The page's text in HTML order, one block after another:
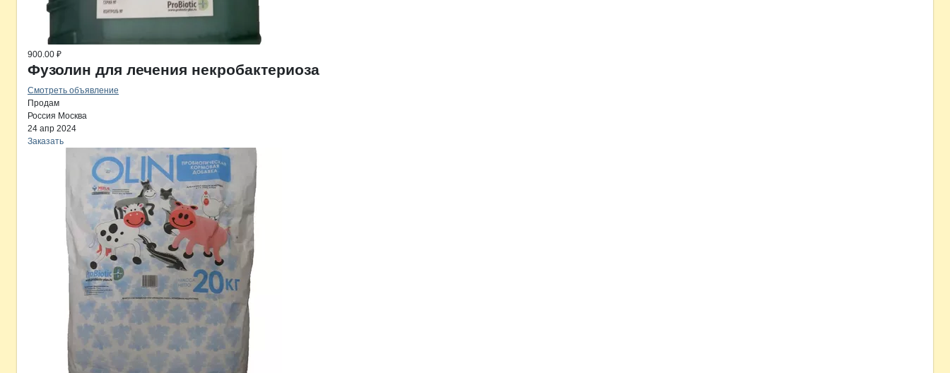
900.00 ₽
Фузолин для лечения некробактериоза
Смотреть объявление
Продам
Россия Москва
24 апр 2024
Заказать